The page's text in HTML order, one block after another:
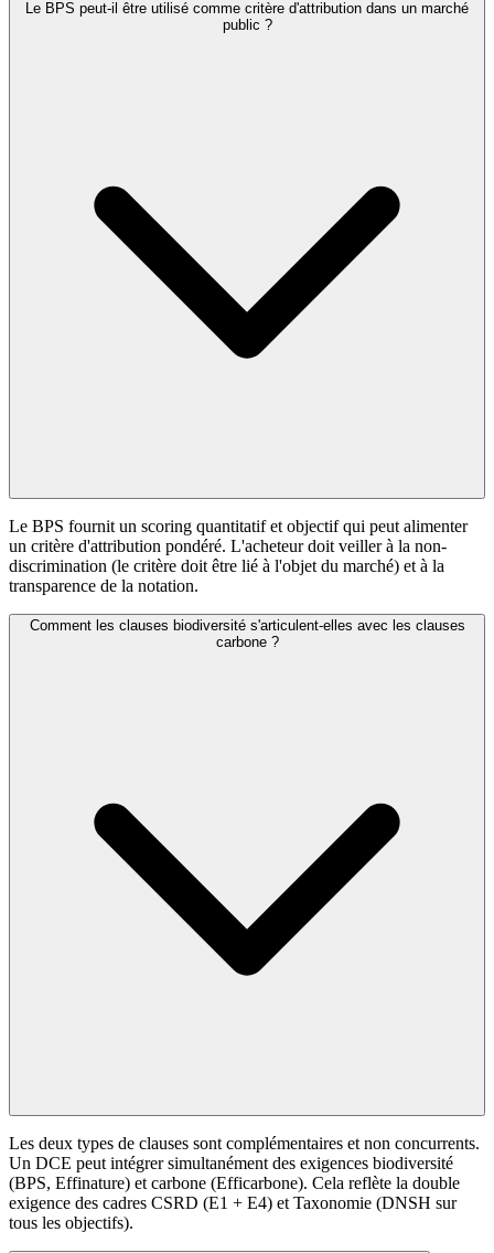
Le BPS peut-il être utilisé comme critère d'attribution dans un marché
public ?
Le BPS fournit un scoring quantitatif et objectif qui peut alimenter
un critère d'attribution pondéré. L'acheteur doit veiller à la non-
discrimination (le critère doit être lié à l'objet du marché) et à la
transparence de la notation.
Comment les clauses biodiversité s'articulent-elles avec les clauses
carbone ?
Les deux types de clauses sont complémentaires et non concurrents.
Un DCE peut intégrer simultanément des exigences biodiversité
(BPS, Effinature) et carbone (Efficarbone). Cela reflète la double
exigence des cadres CSRD (E1 + E4) et Taxonomie (DNSH sur
tous les objectifs).